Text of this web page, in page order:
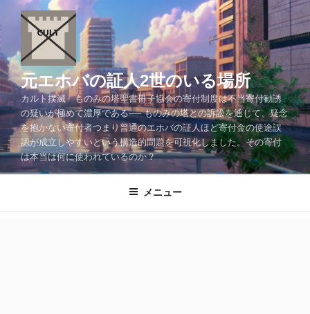
ン
テ
ン
ツ
へ
ス
ッ
プ
元エホバの証人2世のいる場所
カルト撲滅 ものみの塔聖書冊子協会の寄付制度は不当寄付勧誘
の疑いが極めて濃厚である── ものみの塔との訴訟を通じて、疑念
を抱かない寄付者つまり普通のエホバの証人ほど寄付金の使途誤
認が成立しやすいという構造的問題を可視化しました。その寄付
は本当は何に使われているのか？
メニュー